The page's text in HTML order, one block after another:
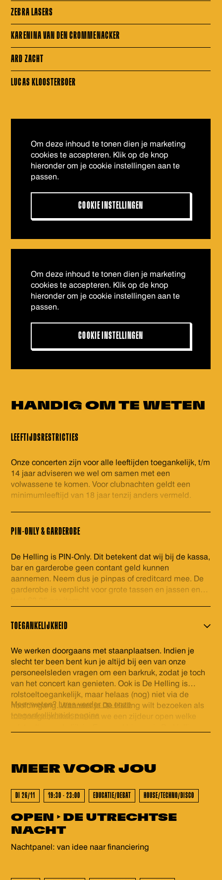
ZEBRA LASERS
KARENINA VAN DEN CROMMENACKER
ARD ZACHT
LUCAS KLOOSTERBOER
Om deze inhoud te tonen dien je marketing
cookies te accepteren. Klik op de knop
hieronder om je cookie instellingen aan te
passen.
COOKIE INSTELLINGEN
Om deze inhoud te tonen dien je marketing
cookies te accepteren. Klik op de knop
hieronder om je cookie instellingen aan te
passen.
COOKIE INSTELLINGEN
HANDIG OMTE WETEN
LEEFTIJDSRESTRICTIES
Onze concerten zijn voor alle leeftijden toegankelijk, t/m
14 jaar adviseren we wel om samen met een
volwassene te komen. Voor clubnachten geldt een
minimumleeftijd van 18 jaar tenzij anders vermeld.
PIN-ONLY & GARDEROBE
De Helling is PIN-Only. Dit betekent dat wij bij de kassa,
bar en garderobe geen contant geld kunnen
aannemen. Neem dus je pinpas of creditcard mee. De
garderobe is verplicht voor grote tassen en jassen en
TOEGANKELIJKHEID
We werken doorgaans met staanplaatsen. Indien je
slecht ter been bent kun je altijd bij een van onze
personeelsleden vragen om een barkruk, zodat je toch
van het concert kan genieten. Ook is De Helling is
rolstoeltoegankelijk, maar helaas (nog) niet via de
hoofdingang. Wanneer je De Helling wilt bezoeken als
rolstoelgebruiker, maken we een zijdeur open welke
info@dehelling.nlof+31 (0)30 – 22 19 944
Meer weten? Lees verder op onze
toegankelijkheidspagina
MEER VOORJOU
- GEWEEST -
DI 26/11 19:30 - 23:00 EDUCATIE/DEBAT HOUSE/TECHNO/DISCO
OPEN ‣ DE UTRECHTSE
NACHT
Nachtpanel: van idee naar financiering